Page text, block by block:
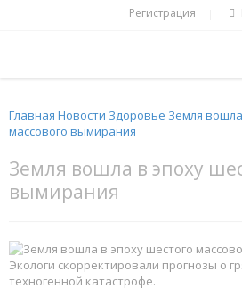
Регистрация
Главная Новости Здоровье Земля
массового вымирания
Земля вошла в эпоху
вымирания
Экологи скорректировали прогнозы о
техногенной катастрофе.